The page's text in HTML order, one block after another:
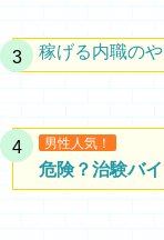
稼げる内職の
男性人気！
危険？治験バ